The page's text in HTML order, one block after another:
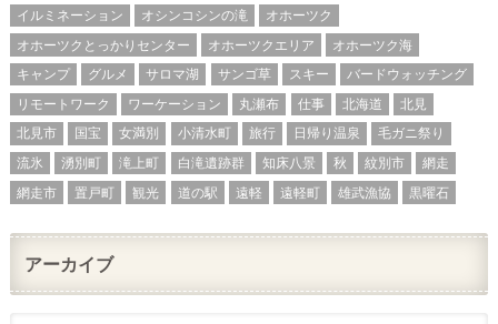
イルミネーション
オシンコシンの滝
オホーツク
オホーツクとっかりセンター
オホーツクエリア
オホーツク海
キャンプ
グルメ サロマ湖 サンゴ草 スキー
バードウォッチング
リモートワーク
ワーケーション 丸瀬布 仕事 北海道
北見
北見市
国宝 女満別 小清水町 旅行 日帰り温泉
毛ガニ祭り
流氷
湧別町 滝上町 白滝遺跡群 知床八景 秋 紋別市
網走
網走市
置戸町 観光 道の駅 遠軽 遠軽町 雄武漁協 黒曜石
アーカイブ